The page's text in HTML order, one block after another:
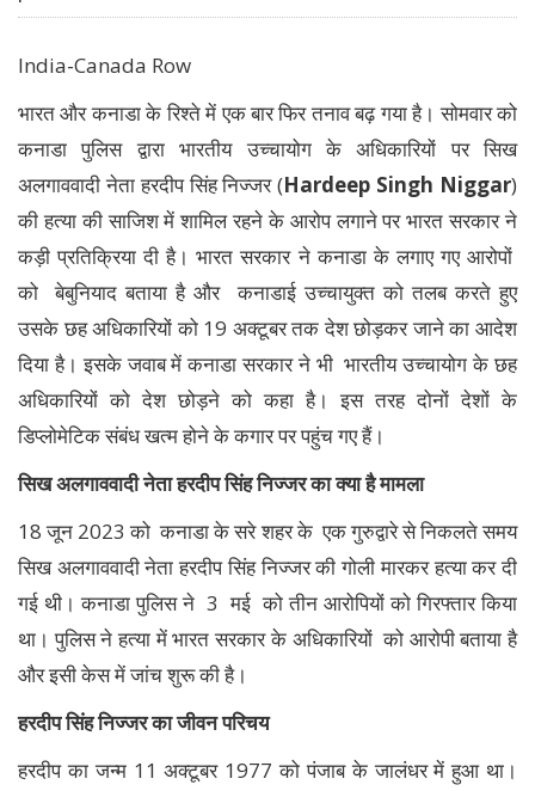
India-Canada Row
भारत और कनाडा के रिश्ते में एक बार फिर तनाव बढ़ गया है। सोमवार को
कनाडा पुलिस द्वारा भारतीय उच्चायोग के अधिकारियों पर सिख
अलगाववादी नेता हरदीप सिंह निज्जर (Hardeep Singh Niggar)
की हत्या की साजिश में शामिल रहने के आरोप लगाने पर भारत सरकार ने
कड़ी प्रतिक्रिया दी है। भारत सरकार ने कनाडा के लगाए गए आरोपों
को बेबुनियाद बताया है और कनाडाई उच्चायुक्त को तलब करते हुए
उसके छह अधिकारियों को 19 अक्टूबर तक देश छोड़कर जाने का आदेश
दिया है। इसके जवाब में कनाडा सरकार ने भी भारतीय उच्चायोग के छह
अधिकारियों को देश छोड़ने को कहा है। इस तरह दोनों देशों के
डिप्लोमेटिक संबंध खत्म होने के कगार पर पहुंच गए हैं।
सिख अलगाववादी नेता हरदीप सिंह निज्जर का क्या है मामला
18 जून 2023 को कनाडा के सरे शहर के एक गुरुद्वारे से निकलते समय
सिख अलगाववादी नेता हरदीप सिंह निज्जर की गोली मारकर हत्या कर दी
गई थी। कनाडा पुलिस ने 3 मई को तीन आरोपियों को गिरफ्तार किया
था। पुलिस ने हत्या में भारत सरकार के अधिकारियों को आरोपी बताया है
और इसी केस में जांच शुरू की है।
हरदीप सिंह निज्जर का जीवन परिचय
हरदीप का जन्म 11 अक्टूबर 1977 को पंजाब के जालंधर में हुआ था।